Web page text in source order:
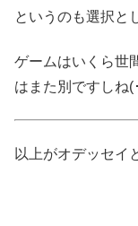
というのも選択と
ゲームはいくら世
はまた別ですしね(
以上がオデッセイ